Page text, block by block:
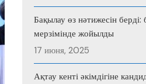
Бақылау өз нәтижесін
мерзімінде жойылды
17 июня, 2025
Ақтау кенті әкімдігіне